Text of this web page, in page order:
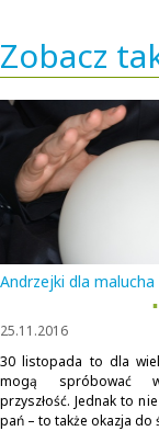
Zobacz
Andrzejki dla malucha
25.11.2016
30 listopada to dla
mogą spróbować
przyszłość. Jednak to
pań – to także okazja do